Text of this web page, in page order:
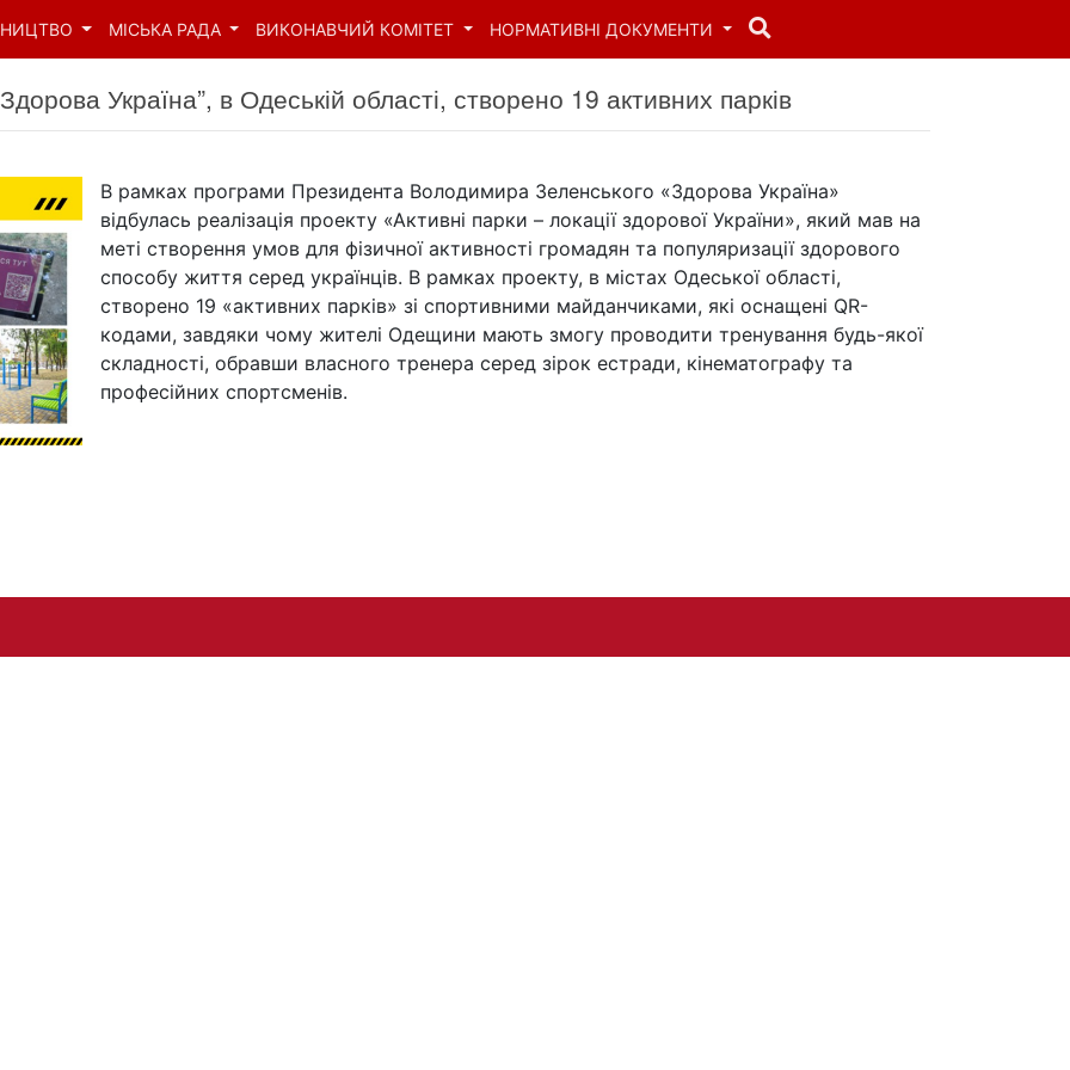
МІСЬКА РАДА ВИКОНАВЧИЙ КОМІТЕТ НОРМАТИВНІ ДОКУМЕНТИ
Україна”, в Одеській області, створено 19 активних парків
В рамках програми Президента Володимира Зеленського «Здорова Україна»
відбулась реалізація проекту «Активні парки – локації здорової України», який мав на
меті створення умов для фізичної активності громадян та популяризації здорового
способу життя серед українців. В рамках проекту, в містах Одеської області,
створено 19 «активних парків» зі спортивними майданчиками, які оснащені QR-
кодами, завдяки чому жителі Одещини мають змогу проводити тренування будь-якої
складності, обравши власного тренера серед зірок естради, кінематографу та
професійних спортсменів.